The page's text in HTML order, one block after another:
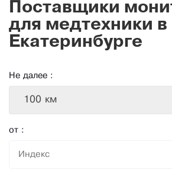
Поставщики
для медтехники в
Екатеринбурге
Не далее :
100 км
от :